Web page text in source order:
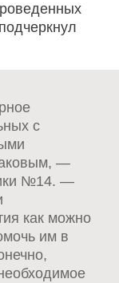
с
—
№14. —
как можно
им в